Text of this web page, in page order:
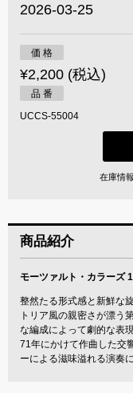
2026-03-25
価 格
¥2,200 (税込)
品 番
UCCS-55004
在庫情
商品紹介
モーツァルト・カラーズ
整然たる形式感と新鮮な
トリア風の親密さが漂う
な編成によって劇的な表
71年にかけて作曲した交
ーによる滋味溢れる演奏